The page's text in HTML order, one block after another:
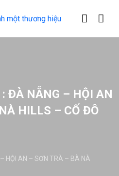
ĐÀ NẴNG – HỘI AN
HILLS – CỐ ĐÔ
HỘI AN – SƠN TRÀ – BÀ NÀ